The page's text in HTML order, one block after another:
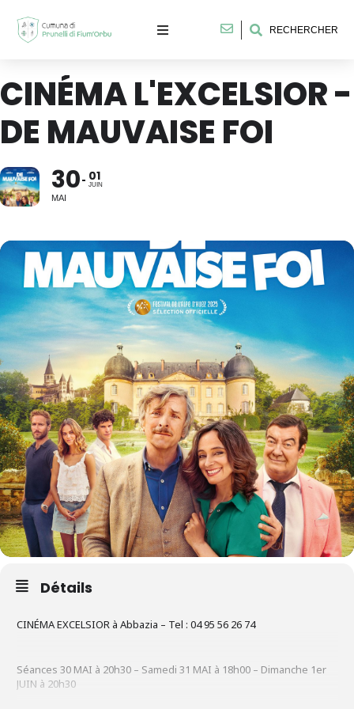
RECHERCHER
CINÉMA L'EXCELSIOR -
DE MAUVAISE FOI
30
MAI
01
JUIN
Détails
CINÉMA EXCELSIOR à Abbazia – Tel : 04 95 56 26 74
Séances 30 MAI à 20h30 – Samedi 31 MAI à 18h00 – Dimanche 1er
JUIN à 20h30